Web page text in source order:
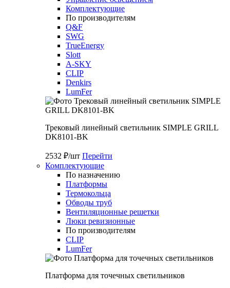
Комплектующие
По производителям
Q&F
SWG
TrueEnergy
Slott
A-SKY
CLIP
Denkirs
LumFer
Трековый линейный светильник SIMPLE GRILL
DK8101-BK
2532 ₽/шт Перейти
Комплектующие
По назначению
Платформы
Термокольца
Обводы труб
Вентиляционные решетки
Люки ревизионные
По производителям
CLIP
LumFer
Платформа для точечных светильников